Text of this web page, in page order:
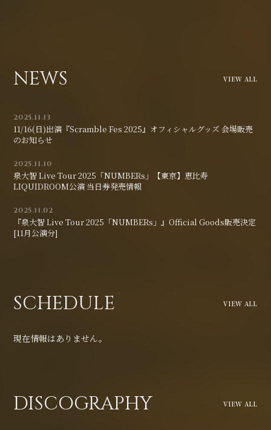
NEWS VIEW ALL
2025.11.13
11/16(日)出演『Scramble Fes 2025』オフィシャルグッズ 会場販売
のお知らせ
2025.11.10
泉大智 Live Tour 2025「NUMBERs」【東京】恵比寿
LIQUIDROOM公演 当日券発売情報
2025.11.02
『泉大智 Live Tour 2025「NUMBERs」』Official Goods販売決定
[11月公演分]
SCHEDULE VIEW ALL
現在情報はありません。
DISCOGRAPHY VIEW ALL